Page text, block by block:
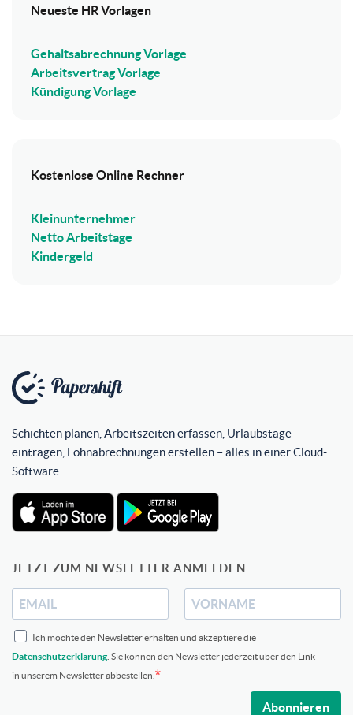
Neueste HR Vorlagen
Gehaltsabrechnung Vorlage
Arbeitsvertrag Vorlage
Kündigung Vorlage
Kostenlose Online Rechner
Kleinunternehmer
Netto Arbeitstage
Kindergeld
Schichten planen, Arbeitszeiten erfassen, Urlaubstage
eintragen, Lohnabrechnungen erstellen – alles in einer Cloud-
Software
JETZT ZUM NEWSLETTER ANMELDEN
Ich möchte den Newsletter erhalten und akzeptiere die
Datenschutzerklärung . Sie können den Newsletter jederzeit über den Link
in unserem Newsletter abbestellen.
Abonnieren